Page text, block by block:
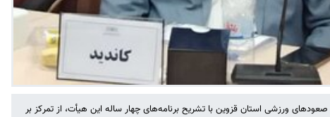
ورزشی استان قزوین با تشریح برنامه‌های چهار ساله این هیأت، از تمرکز بر